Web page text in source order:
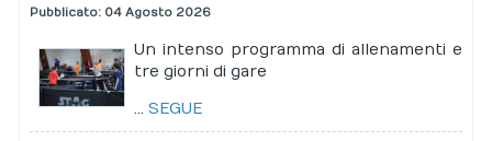
Pubblicato: 04 Agosto 2026
Un intenso programma di allenamenti e
tre giorni di gare
...SEGUE